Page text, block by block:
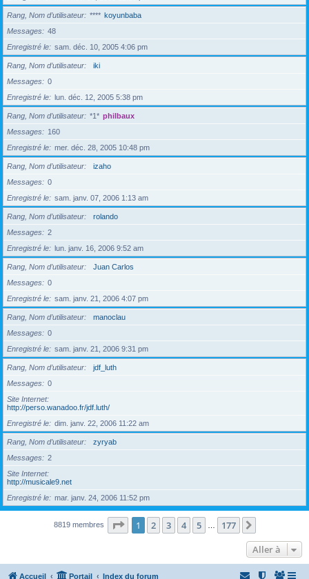
Rang, Nom d’utilisateur **** koyunbaba
Messages
48
Enregistré le
sam. déc. 10, 2005 4:06 pm
Rang, Nom d’utilisateur
iki
Messages
0
Enregistré le
lun. déc. 12, 2005 5:38 pm
Rang, Nom d’utilisateur *1* philbaux
Messages
160
Enregistré le
mer. déc. 28, 2005 10:48 pm
Rang, Nom d’utilisateur
izaho
Messages
0
Enregistré le
sam. janv. 07, 2006 1:13 am
Rang, Nom d’utilisateur
rolando
Messages
2
Enregistré le
lun. janv. 16, 2006 9:52 am
Rang, Nom d’utilisateur
Juan Carlos
Messages
0
Enregistré le
sam. janv. 21, 2006 4:07 pm
Rang, Nom d’utilisateur
manoclau
Messages
0
Enregistré le
sam. janv. 21, 2006 9:31 pm
Rang, Nom d’utilisateur
jdf_luth
Messages
0
Site Internet
http://perso.wanadoo.fr/jdf.luth/
Enregistré le
dim. janv. 22, 2006 11:22 am
Rang, Nom d’utilisateur
zyryab
Messages
2
Site Internet
http://musicale9.net
Enregistré le
mar. janv. 24, 2006 11:52 pm
8819 membres Page 1sur177
1 2 3 4 5 177
Aller à
Accueil Portail Index du forum